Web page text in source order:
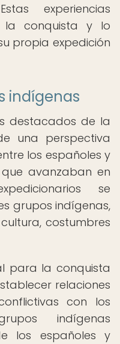
experiencias
la conquista y lo
propia expedición
indígenas
destacados de la
una perspectiva
los españoles y
avanzaban en
se
grupos indígenas,
costumbres
para la conquista
relaciones
con los
indígenas
los españoles y